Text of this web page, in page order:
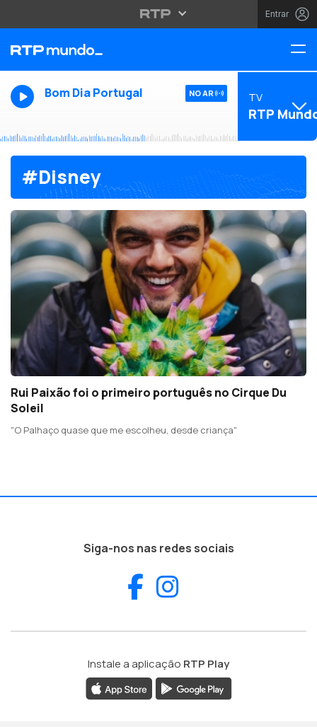
Entrar
Bom Dia Portugal NO AR TV
RTP
#Disney
Rui Paixão foi o primeiro português no Cirque Du
Soleil
"O Palhaço quase que me escolheu, desde criança"
Siga-nos nas redes sociais
Facebook
Instale a aplicação RTP Play